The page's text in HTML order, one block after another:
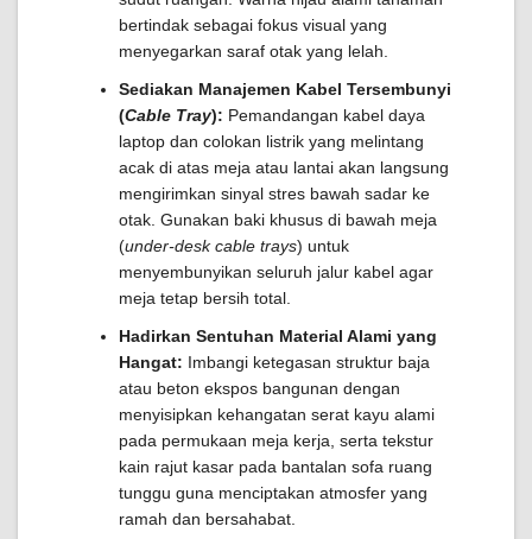
bertindak sebagai fokus visual yang
menyegarkan saraf otak yang lelah.
Sediakan Manajemen Kabel Tersembunyi
(Cable Tray): Pemandangan kabel daya
laptop dan colokan listrik yang melintang
acak di atas meja atau lantai akan langsung
mengirimkan sinyal stres bawah sadar ke
otak. Gunakan baki khusus di bawah meja
(under-desk cable trays) untuk
menyembunyikan seluruh jalur kabel agar
meja tetap bersih total.
Hadirkan Sentuhan Material Alami yang
Hangat: Imbangi ketegasan struktur baja
atau beton ekspos bangunan dengan
menyisipkan kehangatan serat kayu alami
pada permukaan meja kerja, serta tekstur
kain rajut kasar pada bantalan sofa ruang
tunggu guna menciptakan atmosfer yang
ramah dan bersahabat.